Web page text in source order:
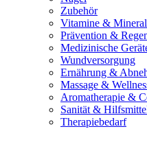
Zubehör
Vitamine &
Prävention &
Medizinische
Wundversorgung
Ernährung &
Massage &
Aromatherapie &
Sanität &
Therapiebedarf